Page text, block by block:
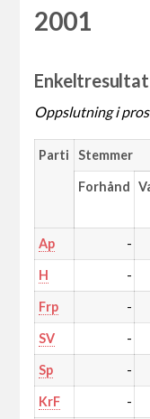
2001
Oppslutning i
Parti Stemmer
Forhånd
Ap -
H -
Frp -
SV -
Sp -
KrF -